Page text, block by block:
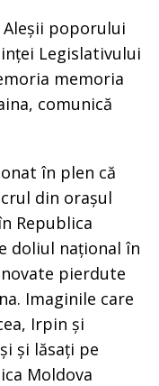
Aleșii poporului
Legislativului
memoria
comunică
în plen că
din orașul
Republica
doliul național în
pierdute
Imaginile care
Irpin și
și lăsați pe
Moldova